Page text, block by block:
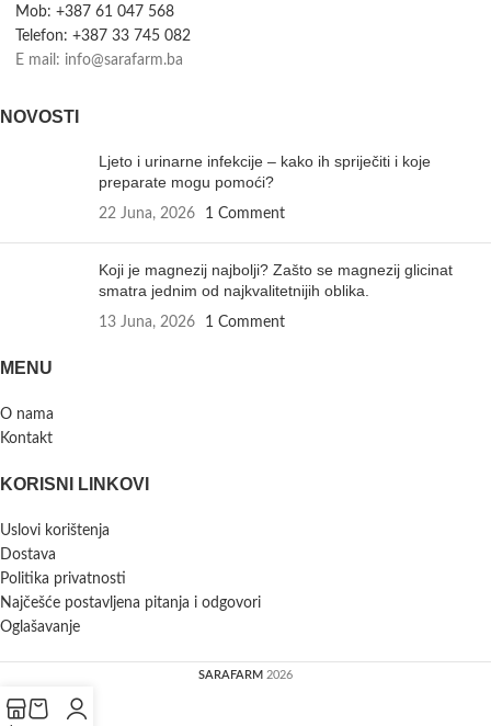
Mob: +387 61 047 568
Telefon: +387 33 745 082
E mail: info@sarafarm.ba
NOVOSTI
Ljeto i urinarne infekcije – kako ih spriječiti i koje
preparate mogu pomoći?
22 Juna, 2026 1 Comment
Koji je magnezij najbolji? Zašto se magnezij glicinat
smatra jednim od najkvalitetnijih oblika.
13 Juna, 2026 1 Comment
MENU
O nama
Kontakt
KORISNI LINKOVI
Uslovi korištenja
Dostava
Politika privatnosti
Najčešće postavljena pitanja i odgovori
Oglašavanje
SARAFARM 2026